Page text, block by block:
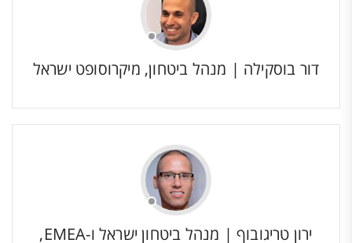
דור בוסקילה | מנהל ביטחון, מיקרוסופט ישראל
ירון טריגובוף | מנהל ביטחון ישראל ו-EMEA,